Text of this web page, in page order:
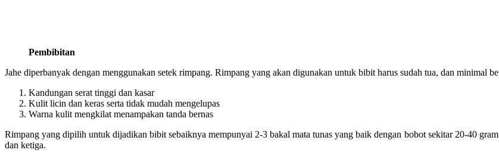
Pembibitan
Jahe diperbanyak dengan menggunakan setek rimpang. Rimpang yang akan digunakan untuk bibit harus sudah tua, dan minimal
Kandungan serat tinggi dan kasar
Kulit licin dan keras serta tidak mudah mengelupas
Warna kulit mengkilat menampakan tanda bernas
Rimpang yang dipilih untuk dijadikan bibit sebaiknya mempunyai 2-3 bakal mata tunas yang baik dengan bobot sekitar 20-40
dan ketiga.